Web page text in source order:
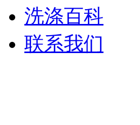
洗涤百科
联系我们